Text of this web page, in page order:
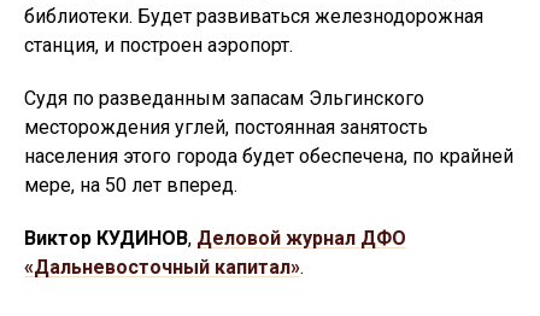
библиотеки. Будет развиваться железнодорожная
станция, и построен аэропорт.
Судя по разведанным запасам Эльгинского
месторождения углей, постоянная занятость
населения этого города будет обеспечена, по крайней
мере, на 50 лет вперед.
Виктор КУДИНОВ, Деловой журнал ДФО
«Дальневосточный капитал».